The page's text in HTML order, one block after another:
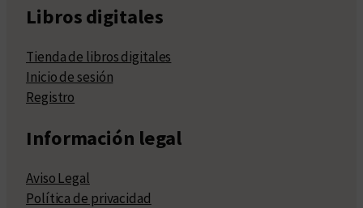
Libros digitales
Tienda de libros digitales
Inicio de sesión
Registro
Información legal
Aviso Legal
Política de privacidad